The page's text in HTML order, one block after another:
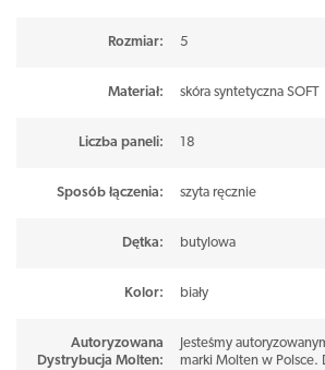
Przeznaczenie: treningi w hali (Indoor)
Idealna dla szkół, klubów i rekreacyjnej gry
Rozmiar: 5
Materiał: skóra syntetyczna SOFT
Liczba paneli: 18
Sposób łączenia: szyta ręcznie
Dętka: butylowa
Kolor: biały
Autoryzowana
Dystrybucja Molten:
Jesteśmy
marki Molten w Polsce.